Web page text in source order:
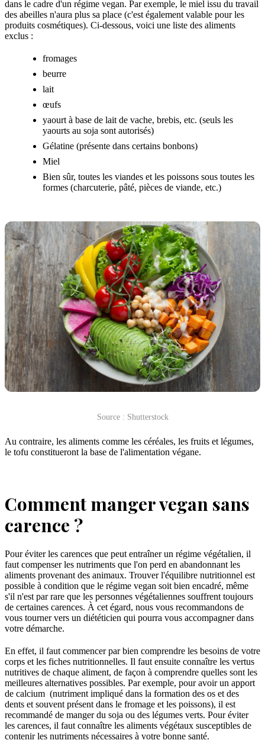
dans le cadre d'un régime vegan. Par exemple, le miel issu du travail
des abeilles n'aura plus sa place (c'est également valable pour les
produits cosmétiques). Ci-dessous, voici une liste des aliments
exclus :
fromages
beurre
lait
œufs
yaourt à base de lait de vache, brebis, etc. (seuls les
yaourts au soja sont autorisés)
Gélatine (présente dans certains bonbons)
Miel
Bien sûr, toutes les viandes et les poissons sous toutes les
formes (charcuterie, pâté, pièces de viande, etc.)
Source : Shutterstock
Au contraire, les aliments comme les céréales, les fruits et légumes,
le tofu constitueront la base de l'alimentation végane.
Comment manger vegan sans
carence ?
Pour éviter les carences que peut entraîner un régime végétalien, il
faut compenser les nutriments que l'on perd en abandonnant les
aliments provenant des animaux. Trouver l'équilibre nutritionnel est
possible à condition que le régime vegan soit bien encadré, même
s'il n'est par rare que les personnes végétaliennes souffrent toujours
de certaines carences. À cet égard, nous vous recommandons de
vous tourner vers un diététicien qui pourra vous accompagner dans
votre démarche.
En effet, il faut commencer par bien comprendre les besoins de votre
corps et les fiches nutritionnelles. Il faut ensuite connaître les vertus
nutritives de chaque aliment, de façon à comprendre quelles sont les
meilleures alternatives possibles. Par exemple, pour avoir un apport
de calcium (nutriment impliqué dans la formation des os et des
dents et souvent présent dans le fromage et les poissons), il est
recommandé de manger du soja ou des légumes verts. Pour éviter
les carences, il faut connaître les aliments végétaux susceptibles de
contenir les nutriments nécessaires à votre bonne santé.